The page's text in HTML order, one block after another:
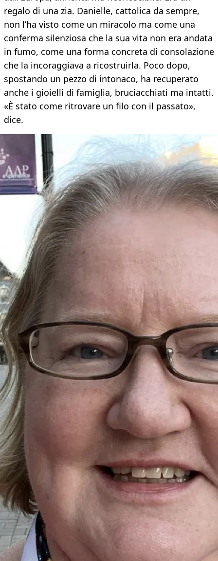
regalo di una zia. Danielle, cattolica da sempre,
non l’ha visto come un miracolo ma come una
conferma silenziosa che la sua vita non era andata
in fumo, come una forma concreta di consolazione
che la incoraggiava a ricostruirla. Poco dopo,
spostando un pezzo di intonaco, ha recuperato
anche i gioielli di famiglia, bruciacchiati ma intatti.
«È stato come ritrovare un filo con il passato»,
dice.